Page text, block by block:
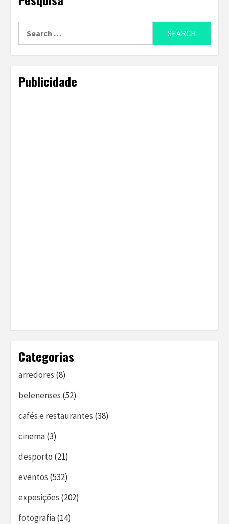
for:
Publicidade
Categorias
arredores (8)
belenenses (52)
cafés e restaurantes (38)
cinema(3)
desporto (21)
eventos (532)
exposições (202)
fotografia(14)